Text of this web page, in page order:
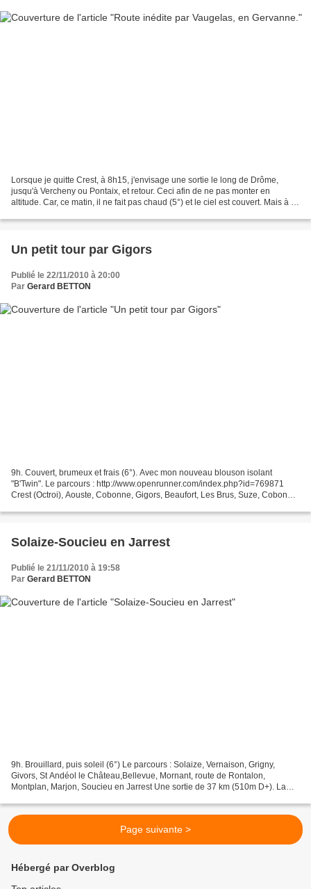
Lorsque je quitte Crest, à 8h15, j'envisage une sortie le long de Drôme,
jusqu'à Vercheny ou Pontaix, et retour. Ceci afin de ne pas monter en
altitude. Car, ce matin, il ne fait pas chaud (5°) et le ciel est couvert. Mais à la
Un petit tour par Gigors
Publié le 22/11/2010 à 20:00
Par Gerard BETTON
9h. Couvert, brumeux et frais (6°). Avec mon nouveau blouson isolant
"B'Twin". Le parcours : http://www.openrunner.com/index.php?id=769871
Crest (Octroi), Aouste, Cobonne, Gigors, Beaufort, Les Brus, Suze, Cobonne,
Solaize-Soucieu en Jarrest
Publié le 21/11/2010 à 19:58
Par Gerard BETTON
9h. Brouillard, puis soleil (6°) Le parcours : Solaize, Vernaison, Grigny,
Givors, St Andéol le Château,Bellevue, Mornant, route de Rontalon,
Montplan, Marjon, Soucieu en Jarrest Une sortie de 37 km (510m D+). La
Page suivante >
Hébergé par Overblog